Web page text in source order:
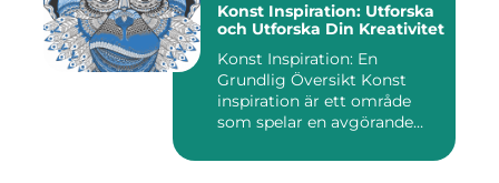
Konst Inspiration: Utforska
och Utforska Din Kreativitet
Konst Inspiration: En
Grundlig Översikt Konst
inspiration är ett område
som spelar en avgörande